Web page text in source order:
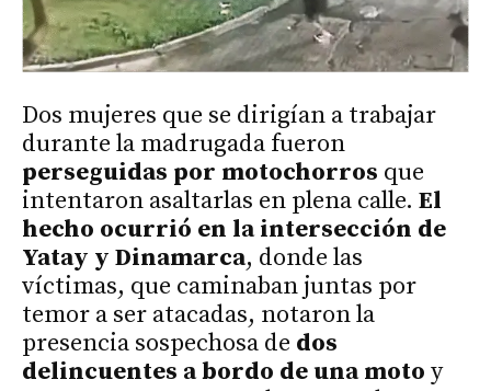
Dos mujeres que se dirigían a trabajar
durante la madrugada fueron
perseguidas por motochorros que
intentaron asaltarlas en plena calle. El
hecho ocurrió en la intersección de
Yatay y Dinamarca, donde las
víctimas, que caminaban juntas por
temor a ser atacadas, notaron la
presencia sospechosa de dos
delincuentes a bordo de una moto y